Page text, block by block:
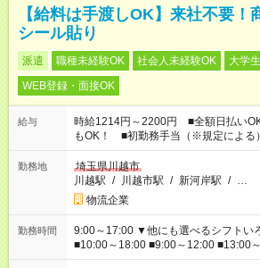
【給料は手渡しOK】来社不要！
シール貼り
派遣 職種未経験OK 社会人未経験OK 大学
WEB登録・面接OK
給与
時給1214円～2200円 ■全額日払い
もOK！ ■初勤務手当（※規定による）
勤務地
埼玉県川越市
川越駅 / 川越市駅 / 新河岸駅 / …
物流企業
勤務時間
9:00～17:00 ▼他にも選べるシフトいろいろ！ ■9:00～18:00
■10:00～18:00 ■9:00～12:00 ■13:00
■22:00～翌6:00 など あなたの希望